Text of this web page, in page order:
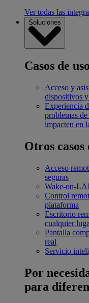
Ver todas las
Soluciones
Casos de
Acceso y
dispositivos
Experiencia
problemas
impacten en
Otros casos
Acceso
seguras
Wake-on-
Control
plataforma
Escritorio
cualquier
Pantalla
real
Servicio
Por
para